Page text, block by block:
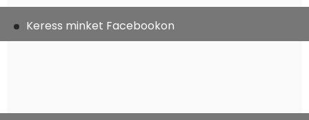
Keress minket Facebookon